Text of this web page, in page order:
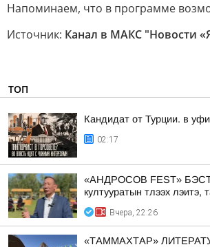
Напоминаем, что в программе
Источник: Канал в МАКС "Новости
ТОП
Кандидат от Турции. в
02:17
«АНДРОСОВ FEST»
култууратын тлээх
Вчера, 22:26
«ТАММАХТАР»